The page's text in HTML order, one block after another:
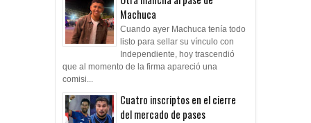
Machuca
Cuando ayer Machuca tenía todo
listo para sellar su vínculo con
Independiente, hoy trascendió
que al momento de la firma apareció una
comisi...
Cuatro inscriptos en el cierre
del mercado de pases